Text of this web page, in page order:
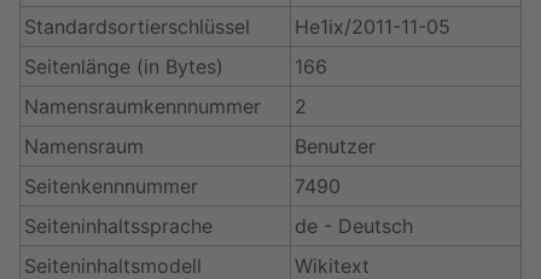
Standardsortierschlüssel
He1ix/2011-11-05
Seitenlänge (in Bytes)
166
Namensraumkennnummer
2
Namensraum
Benutzer
Seitenkennnummer
7490
Seiteninhaltssprache
de - Deutsch
Seiteninhaltsmodell
Wikitext